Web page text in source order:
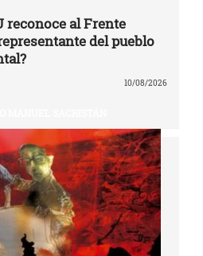
reconoce al Frente
del pueblo
10/08/2026